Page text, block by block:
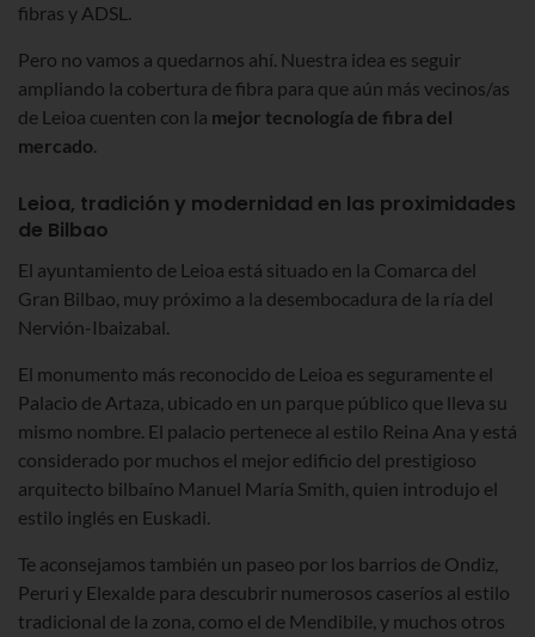
fibras y ADSL.
Pero no vamos a quedarnos ahí. Nuestra idea es seguir
ampliando la cobertura de fibra para que aún más vecinos/as
de Leioa cuenten con la mejor tecnología de fibra del
mercado.
Leioa, tradición y modernidad en las proximidades
de Bilbao
El ayuntamiento de Leioa está situado en la Comarca del
Gran Bilbao, muy próximo a la desembocadura de la ría del
Nervión-Ibaizabal.
El monumento más reconocido de Leioa es seguramente el
Palacio de Artaza, ubicado en un parque público que lleva su
mismo nombre. El palacio pertenece al estilo Reina Ana y está
considerado por muchos el mejor edificio del prestigioso
arquitecto bilbaíno Manuel María Smith, quien introdujo el
estilo inglés en Euskadi.
Te aconsejamos también un paseo por los barrios de Ondiz,
Peruri y Elexalde para descubrir numerosos caseríos al estilo
tradicional de la zona, como el de Mendibile, y muchos otros